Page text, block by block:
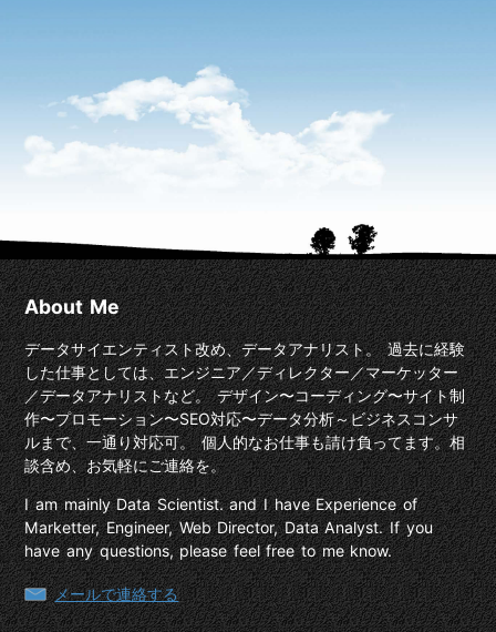
About Me
データサイエンティスト改め、データアナリスト。 過去に経験
した仕事としては、エンジニア／ディレクター／マーケッター
／データアナリストなど。 デザイン〜コーディング〜サイト制
作〜プロモーション〜SEO対応〜データ分析～ビジネスコンサ
ルまで、一通り対応可。 個人的なお仕事も請け負ってます。相
談含め、お気軽にご連絡を。
I am mainly Data Scientist. and I have Experience of
Marketter, Engineer, Web Director, Data Analyst. If you
have any questions, please feel free to me know.
メールで連絡する